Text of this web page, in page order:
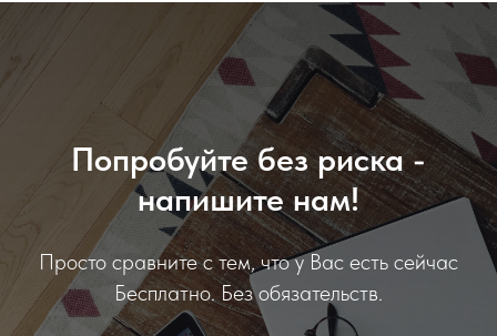
Попробуйте без риска -
напишите нам!
Просто сравните с тем, что у Вас есть сейчас
Бесплатно. Без обязательств.